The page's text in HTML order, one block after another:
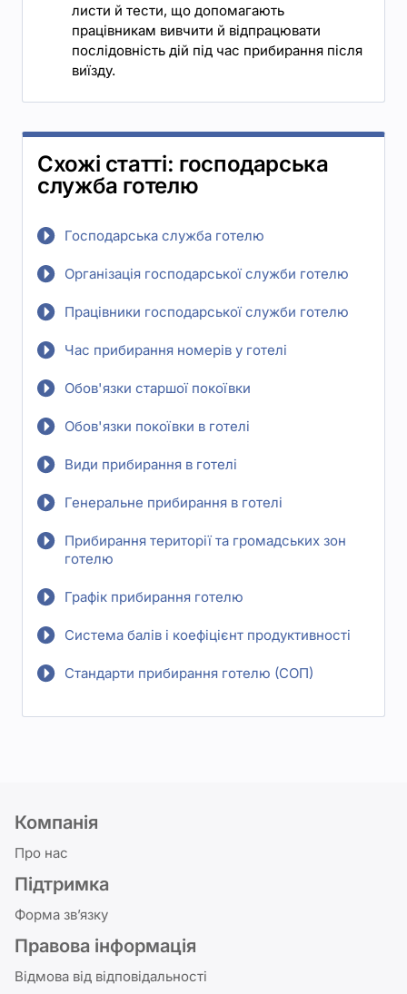
листи й тести, що допомагають
працівникам вивчити й відпрацювати
послідовність дій під час прибирання після
виїзду.
Схожі статті: господарська
служба готелю
Господарська служба готелю
Організація господарської служби готелю
Працівники господарської служби готелю
Час прибирання номерів у готелі
Обов'язки старшої покоївки
Обов'язки покоївки в готелі
Види прибирання в готелі
Генеральне прибирання в готелі
Прибирання території та громадських зон
готелю
Графік прибирання готелю
Система балів і коефіцієнт продуктивності
Стандарти прибирання готелю (СОП)
Компанія
Про нас
Підтримка
Форма зв’язку
Правова інформація
Відмова від відповідальності